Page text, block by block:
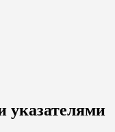
указателями